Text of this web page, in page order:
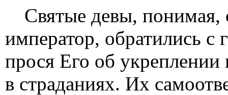
Святые девы, понимая,
император, обратились с
прося Его об
в страданиях. Их